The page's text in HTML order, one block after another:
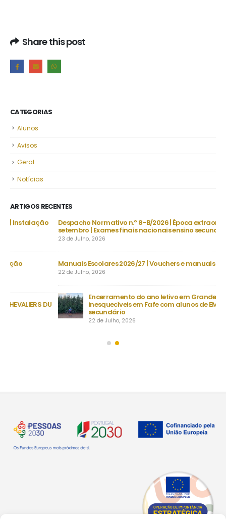
Share this post
CATEGORIAS
Alunos
Avisos
Geral
Notícias
ARTIGOS RECENTES
Despacho Normativo n.º 8-B/2026 | Época extraordinária –
setembro | Exames finais nacionais ensino secundário
Manuais Escolares 2026/27 | Vouchers e manuais reutilizáveis
Encerramento do ano letivo em Grande | Quatro dias
inesquecíveis em Fafe com alunos de EMRC do ensino
secundário
22 de Julho, 2026